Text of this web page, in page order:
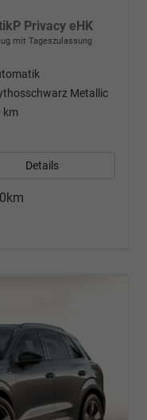
Privacy eHK
mit Tageszulassung
Metallic
km
Details